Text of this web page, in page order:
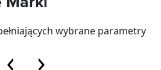
wybrane parametry